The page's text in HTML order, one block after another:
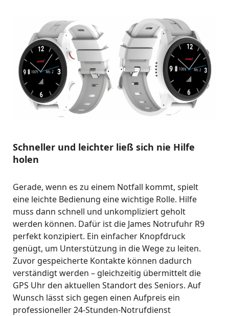
Schneller und leichter ließ sich nie Hilfe
holen
Gerade, wenn es zu einem Notfall kommt, spielt
eine leichte Bedienung eine wichtige Rolle. Hilfe
muss dann schnell und unkompliziert geholt
werden können. Dafür ist die James Notrufuhr R9
perfekt konzipiert. Ein einfacher Knopfdruck
genügt, um Unterstützung in die Wege zu leiten.
Zuvor gespeicherte Kontakte können dadurch
verständigt werden – gleichzeitig übermittelt die
GPS Uhr den aktuellen Standort des Seniors. Auf
Wunsch lässt sich gegen einen Aufpreis ein
professioneller 24-Stunden-Notrufdienst